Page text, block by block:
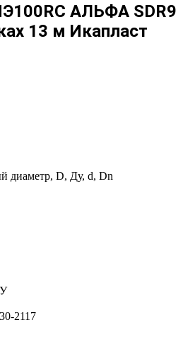
АЛЬФА SDR9
13 м Икапласт
диаметр, D, Ду, d, Dn
2117